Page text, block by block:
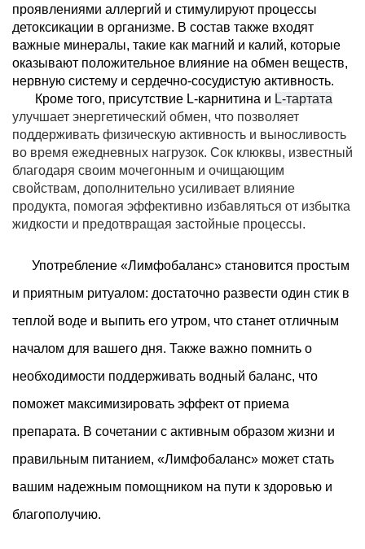
проявлениями аллергий и стимулируют процессы
детоксикации в организме. В состав также входят
важные минералы, такие как магний и калий, которые
оказывают положительное влияние на обмен веществ,
нервную систему и сердечно-сосудистую активность.
Кроме того, присутствие L-карнитина и L-тартата
улучшает энергетический обмен, что позволяет
поддерживать физическую активность и выносливость
во время ежедневных нагрузок. Сок клюквы, известный
благодаря своим мочегонным и очищающим
свойствам, дополнительно усиливает влияние
продукта, помогая эффективно избавляться от избытка
жидкости и предотвращая застойные процессы.
Употребление «Лимфобаланс» становится простым
и приятным ритуалом: достаточно развести один стик в
теплой воде и выпить его утром, что станет отличным
началом для вашего дня. Также важно помнить о
необходимости поддерживать водный баланс, что
поможет максимизировать эффект от приема
препарата. В сочетании с активным образом жизни и
правильным питанием, «Лимфобаланс» может стать
вашим надежным помощником на пути к здоровью и
благополучию.